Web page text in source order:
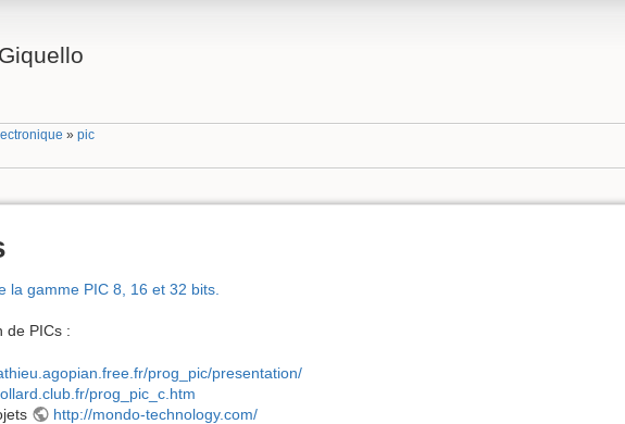
»pic
la gamme PIC 8, 16 et 32 bits.
de PICs :
prog_pic/presentation/
prog_pic_c.htm
http://mondo-technology.com/